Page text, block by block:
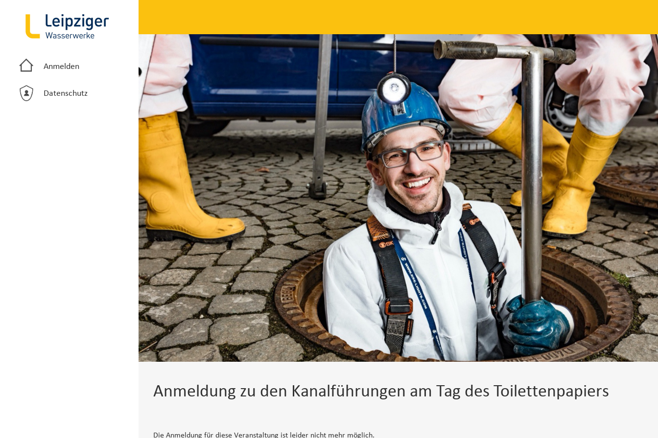
Anmelden
Datenschutz
Anmeldung zu den Kanalführungen am Tag des Toilettenpapiers
Die Anmeldung für diese Veranstaltung ist leider nicht mehr möglich.